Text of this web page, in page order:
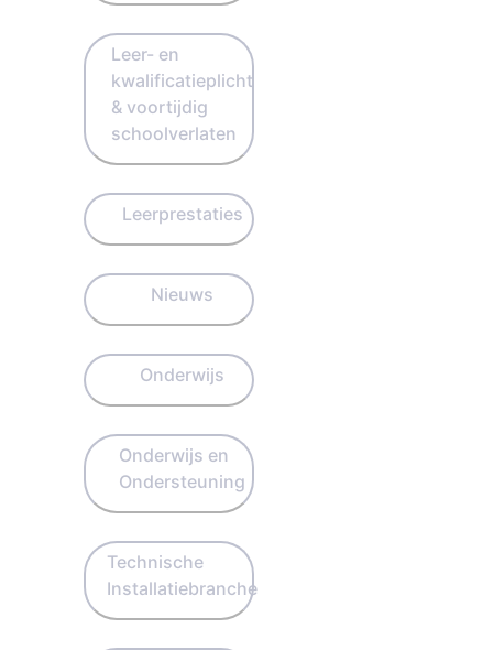
Leer- en
kwalificatieplicht
& voortijdig
schoolverlaten
Leerprestaties
Nieuws
Onderwijs
Onderwijs en
Ondersteuning
Technische
Installatiebranche